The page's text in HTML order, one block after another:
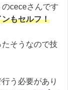
ceceさんです
もセルフ！
そうなので技
う必要があり